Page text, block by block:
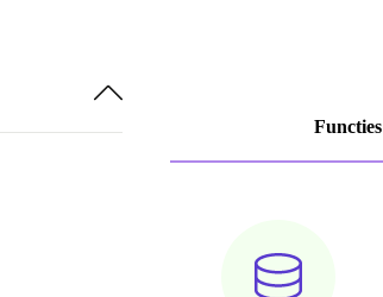
Functies